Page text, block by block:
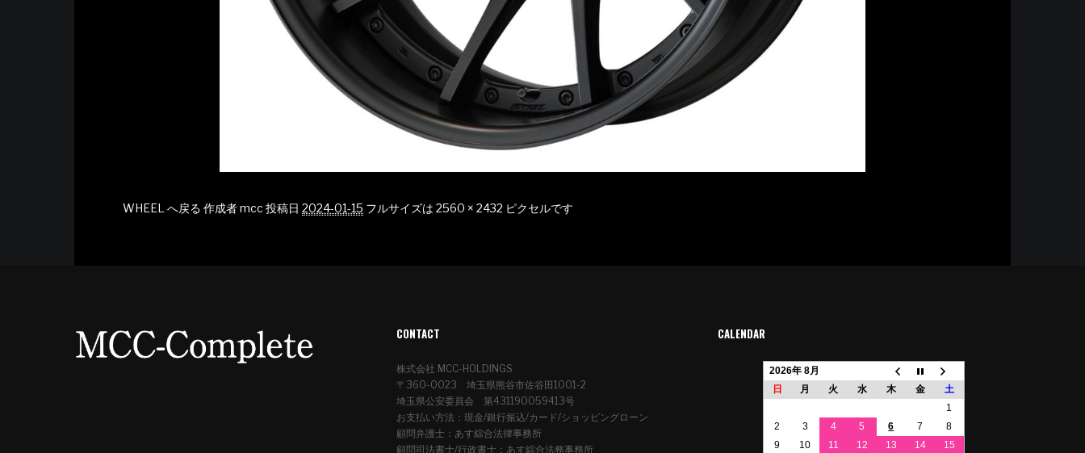
WHEEL へ戻る 作成者mcc投稿日 2024-01-15 フルサイズは 2560 × 2432 ピクセルです
CONTACT
株式会社 MCC-HOLDINGS
〒360-0023 埼玉県熊谷市佐谷田1001-2
埼玉県公安委員会 第431190059413号
お支払い方法：現金/銀行振込/カード/ショッピングローン
顧問弁護士：あす綜合法律事務所
顧問司法書士/行政書士：あす綜合法務事務所
CALENDAR
2026年 8月
日
月 火 水 木 金
土
1
2
3 4 5 6 7
8
9
10 11 12 13 14 15